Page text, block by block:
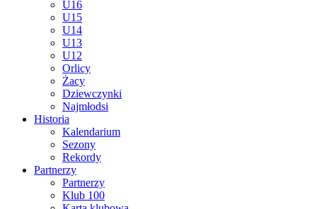
U16
U15
U14
U13
U12
Orlicy
Żacy
Dziewczynki
Najmłodsi
Historia
Kalendarium
Sezony
Rekordy
Partnerzy
Partnerzy
Klub 100